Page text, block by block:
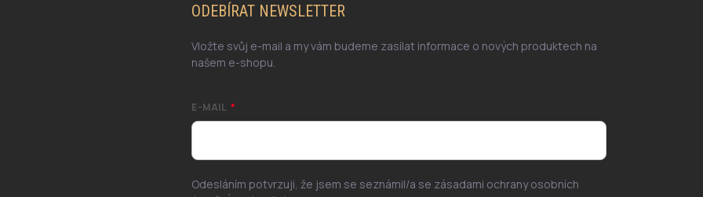
ODEBÍRAT NEWSLETTER
Vložte svůj e-mail a my vám budeme zasílat informace o nových produktech na
našem e-shopu.
E-MAIL
Odesláním potvrzuji, že jsem se seznámil/a se zásadami ochrany osobních